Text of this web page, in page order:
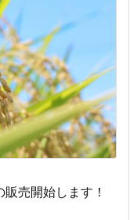
売開始します！